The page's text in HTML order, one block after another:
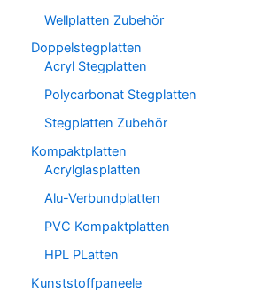
Wellplatten Zubehör
Doppelstegplatten
Acryl Stegplatten
Polycarbonat Stegplatten
Stegplatten Zubehör
Kompaktplatten
Acrylglasplatten
Alu-Verbundplatten
PVC Kompaktplatten
HPL PLatten
Kunststoffpaneele